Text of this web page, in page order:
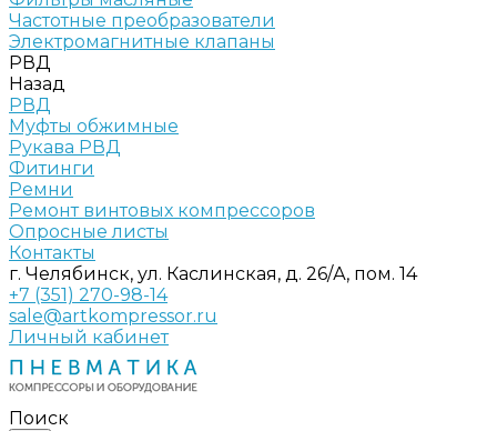
Частотные преобразователи
Электромагнитные клапаны
РВД
Назад
РВД
Муфты обжимные
Рукава РВД
Фитинги
Ремни
Ремонт винтовых компрессоров
Опросные листы
Контакты
г. Челябинск, ул. Каслинская, д. 26/А, пом. 14
+7 (351) 270-98-14
sale@artkompressor.ru
Личный кабинет
Поиск